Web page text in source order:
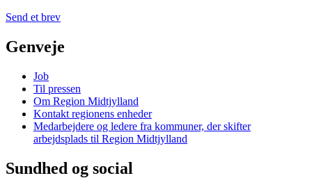
Send et brev
Genveje
Job
Til pressen
Om Region Midtjylland
Kontakt regionens enheder
Medarbejdere og ledere fra kommuner, der skifter
arbejdsplads til Region Midtjylland
Sundhed og social